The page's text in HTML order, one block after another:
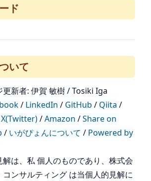
ド
いて
更新者: 伊賀 敏樹 / Tosiki Iga
/ LinkedIn / GitHub / Qiita /
X(Twitter)/Amazon /Share on
/ いがぴょんについて / Powered by
は、私 個人のものであり、株式会
ンサルティング は当個人的見解に